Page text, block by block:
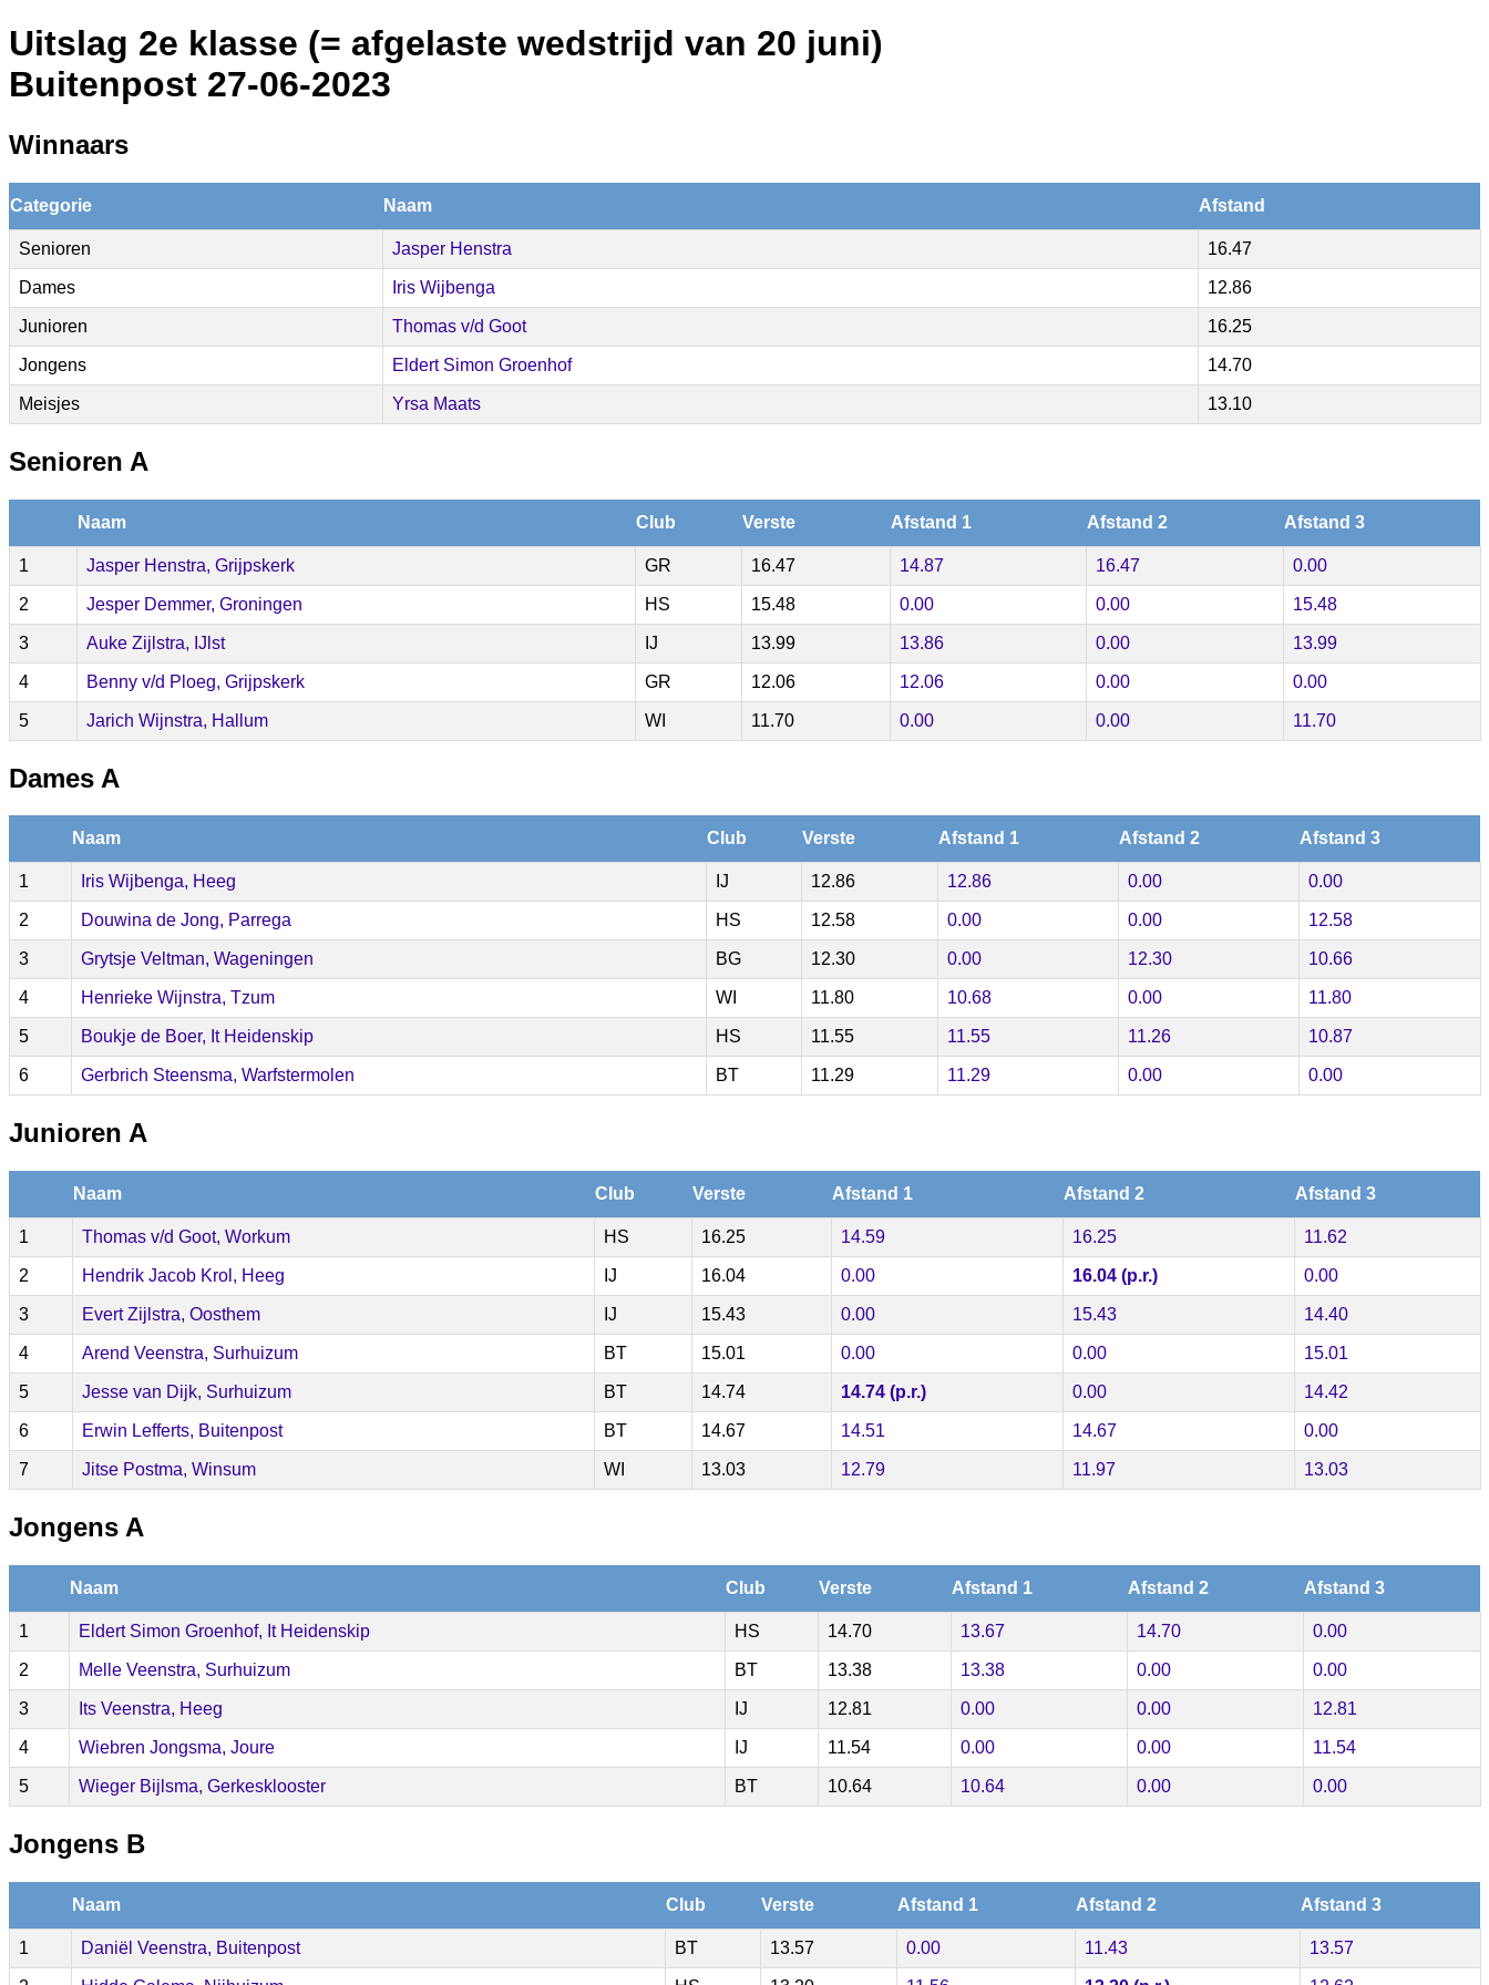
Uitslag 2e klasse (= afgelaste wedstrijd van 20 juni)
Buitenpost 27-06-2023
Winnaars
Categorie Naam Afstand
Senioren Jasper Henstra 16.47
Dames Iris Wijbenga 12.86
Junioren Thomas v/d Goot 16.25
Jongens Eldert Simon Groenhof 14.70
Meisjes Yrsa Maats 13.10
Senioren A
Naam Club Verste Afstand 1 Afstand 2 Afstand 3
1 Jasper Henstra, Grijpskerk GR 16.47 14.87 16.47 0.00
2 Jesper Demmer, Groningen HS 15.48 0.00 0.00 15.48
3 Auke Zijlstra, IJlst IJ 13.99 13.86 0.00 13.99
4 Benny v/d Ploeg, Grijpskerk GR 12.06 12.06 0.00 0.00
5 Jarich Wijnstra, Hallum WI 11.70 0.00 0.00 11.70
Dames A
Naam Club Verste Afstand 1 Afstand 2 Afstand 3
1 Iris Wijbenga, Heeg IJ 12.86 12.86 0.00 0.00
2 Douwina de Jong, Parrega HS 12.58 0.00 0.00 12.58
3 Grytsje Veltman, Wageningen BG 12.30 0.00 12.30 10.66
4 Henrieke Wijnstra, Tzum WI 11.80 10.68 0.00 11.80
5 Boukje de Boer, It Heidenskip HS 11.55 11.55 11.26 10.87
6 Gerbrich Steensma, Warfstermolen BT 11.29 11.29 0.00 0.00
Junioren A
Naam Club Verste Afstand 1 Afstand 2 Afstand 3
1 Thomas v/d Goot, Workum HS 16.25 14.59 16.25 11.62
2 Hendrik Jacob Krol, Heeg IJ 16.04 0.00 16.04 (p.r.) 0.00
3 Evert Zijlstra, Oosthem IJ 15.43 0.00 15.43 14.40
4 Arend Veenstra, Surhuizum BT 15.01 0.00 0.00 15.01
5 Jesse van Dijk, Surhuizum BT 14.74 14.74 (p.r.) 0.00 14.42
6 Erwin Lefferts, Buitenpost BT 14.67 14.51 14.67 0.00
7 Jitse Postma, Winsum WI 13.03 12.79 11.97 13.03
Jongens A
Naam Club Verste Afstand 1 Afstand 2 Afstand 3
1 Eldert Simon Groenhof, It Heidenskip HS 14.70 13.67 14.70 0.00
2 Melle Veenstra, Surhuizum BT 13.38 13.38 0.00 0.00
3 Its Veenstra, Heeg IJ 12.81 0.00 0.00 12.81
4 Wiebren Jongsma, Joure IJ 11.54 0.00 0.00 11.54
5 Wieger Bijlsma, Gerkesklooster BT 10.64 10.64 0.00 0.00
Jongens B
Naam Club Verste Afstand 1 Afstand 2 Afstand 3
1 Daniël Veenstra, Buitenpost BT 13.57 0.00 11.43 13.57